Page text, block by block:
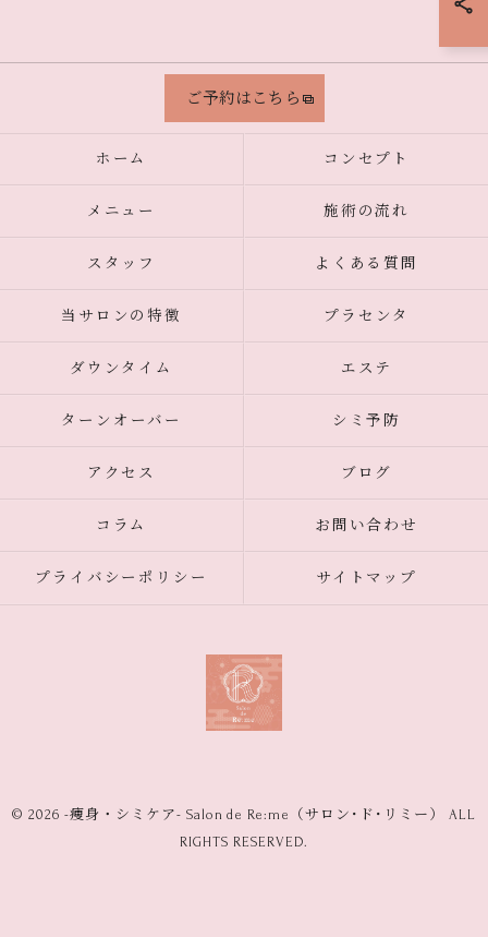
ご予約はこちら
ホーム コンセプト
メニュー 施術の流れ
スタッフ よくある質問
当サロンの特徴 プラセンタ
ダウンタイム エステ
ターンオーバー シミ予防
アクセス ブログ
コラム お問い合わせ
プライバシーポリシー サイトマップ
© 2026 -痩身・シミケア- Salon de Re:me（サロン･ド･リミー） ALL
RIGHTS RESERVED.